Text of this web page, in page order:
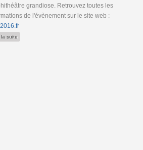
grandiose. Retrouvez toutes les
de l'évènement sur le site web :
la suite